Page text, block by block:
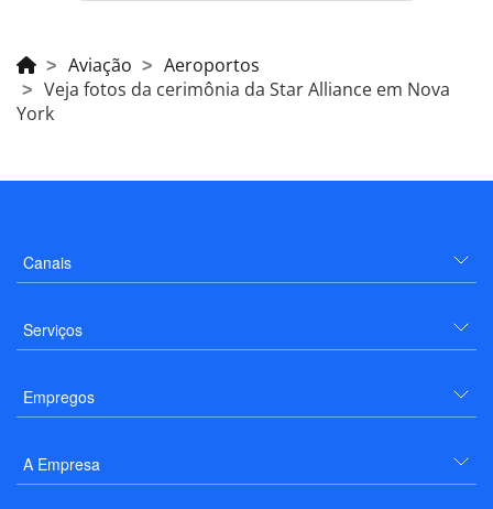
Aviação
Aeroportos
Veja fotos da cerimônia da Star Alliance em Nova
York
Canais
Serviços
Empregos
A Empresa